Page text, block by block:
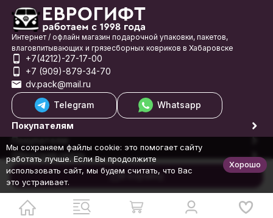
В корзину
Интернет / офлайн магазин подарочной упаковки, пакетов,
влаговпитывающих и грязесборных ковриков в Хабаровске
+7(4212)-27-17-00
+7 (909)-879-34-70
dv.pack@mail.ru
Telegram
Whatsapp
Покупателям
Покупателю
Обратная связь
© 1998-2026 Еврогифт
Мы сохраняем файлы cookie: это помогает сайту
работать лучше. Если Вы продолжите
использовать сайт, мы будем считать, что Вас
это устраивает.
Хорошо